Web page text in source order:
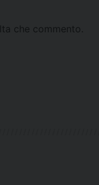
che commento.